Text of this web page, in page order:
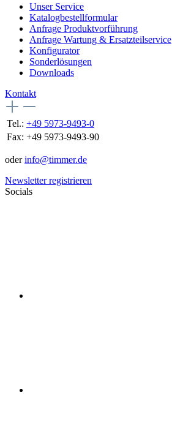
Unser Service
Katalogbestellformular
Anfrage Produktvorführung
Anfrage Wartung & Ersatzteilservice
Konfigurator
Sonderlösungen
Downloads
Kontakt
Tel.: +49 5973-9493-0
Fax: +49 5973-9493-90
oderinfo@timmer.de
Newsletter registrieren
Socials